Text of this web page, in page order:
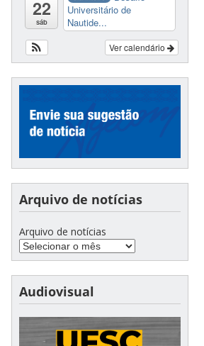
22
sáb
Universitário de
Nautide...
Ver calendário
Arquivo de notícias
Arquivo de notícias
Audiovisual